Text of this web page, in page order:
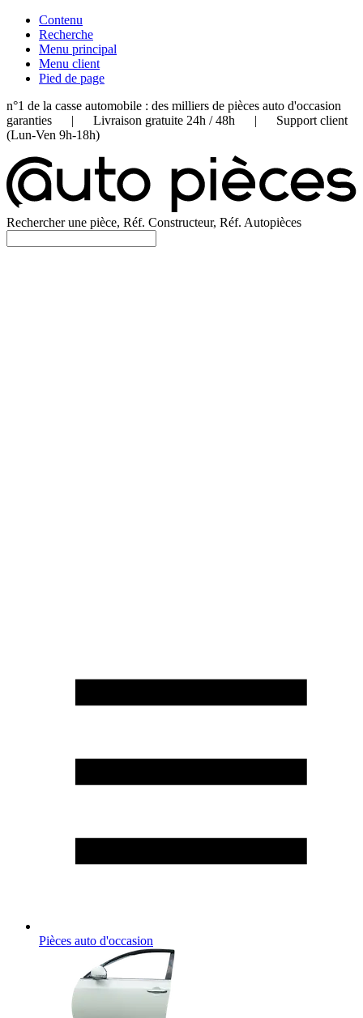
Contenu
Recherche
Menu principal
Menu client
Pied de page
n°1 de la casse automobile : des milliers de pièces auto d'occasion
garanties | Livraison gratuite 24h / 48h | Support client
(Lun-Ven 9h-18h)
Rechercher une pièce, Réf. Constructeur, Réf. Autopièces
Pièces auto d'occasion